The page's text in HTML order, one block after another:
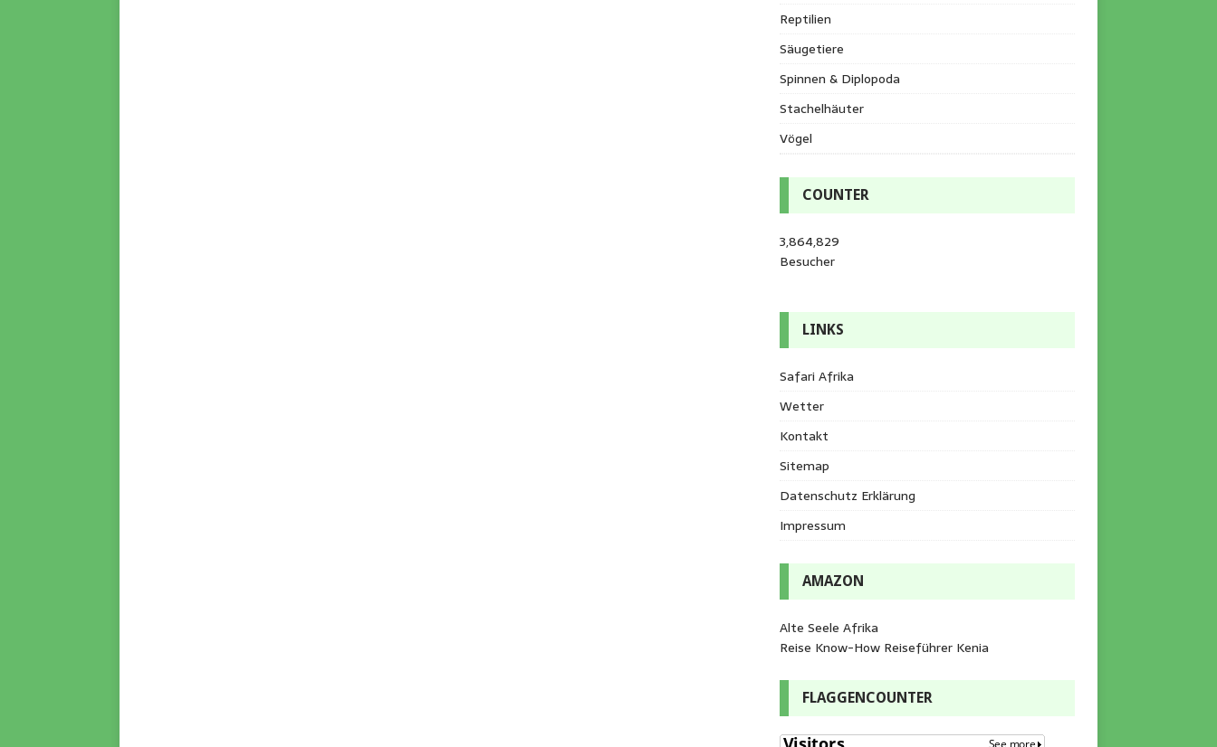
Reptilien
Säugetiere
Spinnen & Diplopoda
Stachelhäuter
Vögel
COUNTER
3,864,829
Besucher
LINKS
Safari Afrika
Wetter
Kontakt
Sitemap
Datenschutz Erklärung
Impressum
AMAZON
Alte Seele Afrika
Reise Know-How Reiseführer Kenia
FLAGGENCOUNTER